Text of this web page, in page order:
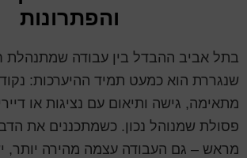
והפתרונות
בתל אביב ההבדל בין עבודה שמתנהלת
שנגררת הוא כמעט תמיד ההיערכות:
מתאימה, גישה ותיאום עם נציגות או דיירי
פסולת שמנוהל נכון. כשמתכננים את
מראש – גם העבודה עצמה מהירה יותר,